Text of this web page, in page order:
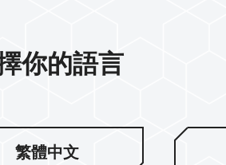
你的語言
繁體中文